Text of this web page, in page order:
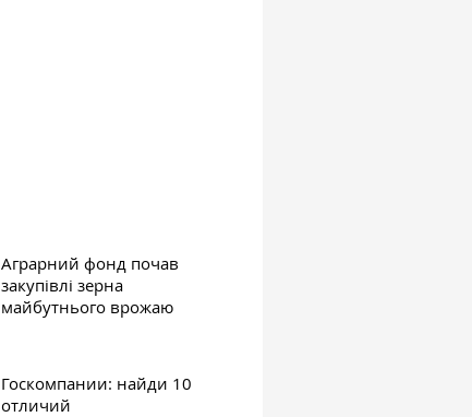
Аграрний фонд почав
закупівлі зерна
майбутнього врожаю
Госкомпании: найди 10
отличий